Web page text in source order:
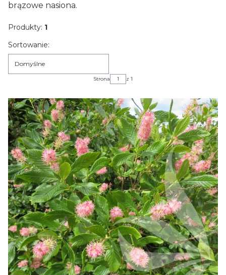
brązowe nasiona.
Produkty: 1
Lista produktów
Sortowanie:
Domyślne
Strona z 1